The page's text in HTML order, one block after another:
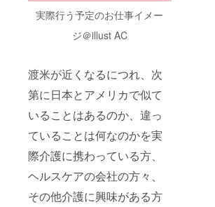
実際行う予定のお仕事イメー
ジ＠illust AC
渡米が近くなるにつれ、次
第に日本とアメリカで似て
いることはあるのか、違っ
ていることは何なのかを実
際介護に携わっている方、
ヘルスケアの会社の方々、
その他介護に興味がある方